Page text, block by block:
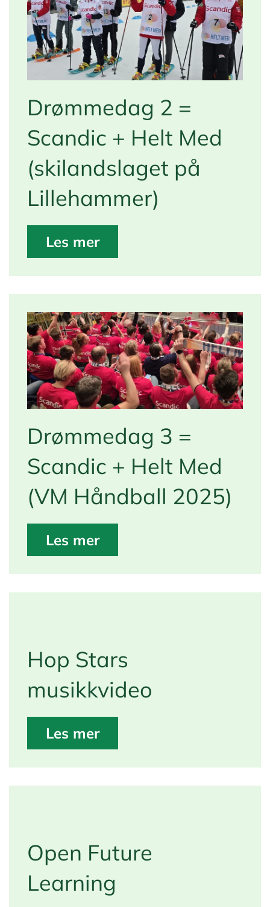
Drømmedag 2 =
Scandic + Helt Med
(skilandslaget på
Lillehammer)
Les mer
Drømmedag 3 =
Scandic + Helt Med
(VM Håndball 2025)
Les mer
Hop Stars
musikkvideo
Les mer
Open Future
Learning